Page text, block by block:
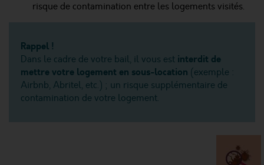
risque de contamination entre les logements visités.
Rappel !
Dans le cadre de votre bail, il vous est interdit de
mettre votre logement en sous-location (exemple :
Airbnb, Abritel, etc.) ; un risque supplémentaire de
contamination de votre logement.